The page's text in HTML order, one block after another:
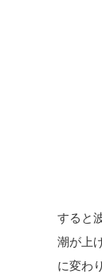
すると
潮が上
に変わ